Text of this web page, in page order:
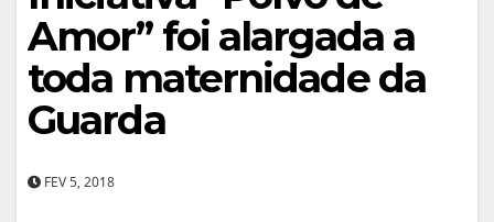
Amor” foi alargada a
toda maternidade da
Guarda
FEV 5, 2018